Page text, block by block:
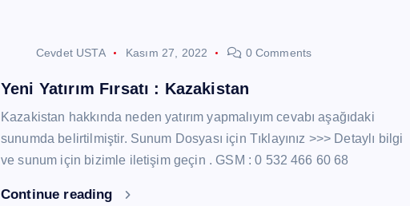
Cevdet USTA Kasım 27, 2022 0 Comments
Yeni Yatırım Fırsatı : Kazakistan
Kazakistan hakkında neden yatırım yapmalıyım cevabı aşağıdaki
sunumda belirtilmiştir. Sunum Dosyası için Tıklayınız >>> Detaylı bilgi
ve sunum için bizimle iletişim geçin . GSM : 0 532 466 60 68
Continue reading